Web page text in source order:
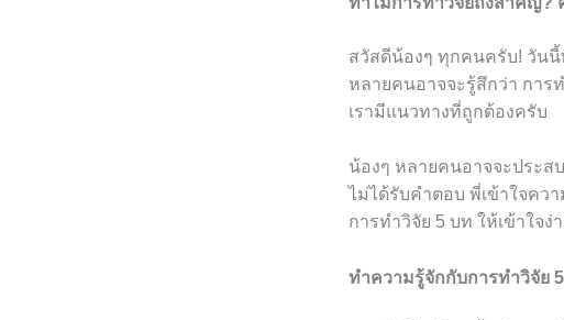
สวัสดีน้องๆ ทุกคนครับ! วันนี้
หลายคนอาจจะรู้สึกว่า การ
เรามีแนวทางที่ถูกต้องครับ
น้องๆ หลายคนอาจจะประส
ไม่ได้รับคำตอบ พี่เข้าใจคว
การทำวิจัย 5 บท ให้เข้าใจ
ทำความรู้จักกับการทำวิจัย